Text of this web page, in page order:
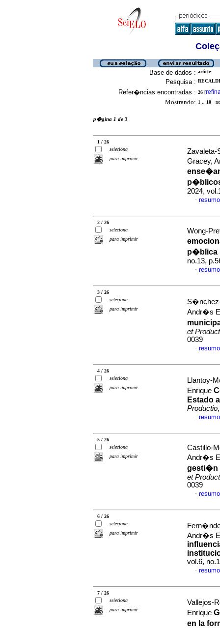
Base de dados : article
Pesquisa :
Refer�ncias encontradas : 26 [
Mostrando: 1 .. 10
p�gina 1 de 3
1 / 26
seleciona
para imprimir
Zavaleta-
Gracey,
2024,
·
2 / 26
seleciona
para imprimir
Wong-
p�blica
no.13,
·
3 / 26
seleciona
para imprimir
Andr�s
et
0039
·
4 / 26
seleciona
para imprimir
Llantoy-
Enrique
Estado
Productio
·
5 / 26
seleciona
para imprimir
Castillo-
Andr�s
gesti�n
et
0039
·
6 / 26
seleciona
para imprimir
Andr�s
vol.6,
·
7 / 26
seleciona
para imprimir
Vallejos-
Enrique
en la